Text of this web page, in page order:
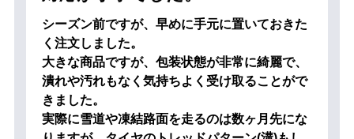
シーズン前ですが、早めに手元に置いておきた
く注文しました。
大きな商品ですが、包装状態が非常に綺麗で、
潰れや汚れもなく気持ちよく受け取ることがで
きました。
実際に雪道や凍結路面を走るのは数ヶ月先にな